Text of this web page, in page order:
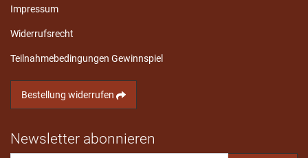
Impressum
Widerrufsrecht
Teilnahmebedingungen Gewinnspiel
Bestellung widerrufen
Newsletter abonnieren